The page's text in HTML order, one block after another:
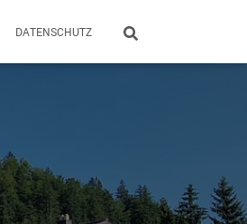
DATENSCHUTZ